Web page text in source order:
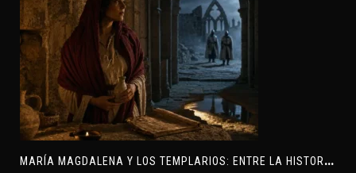
M
ARÍA MAGDALENA Y LOS TEMPLARIOS: ENTRE LA HISTORIA Y EL MISTERIO